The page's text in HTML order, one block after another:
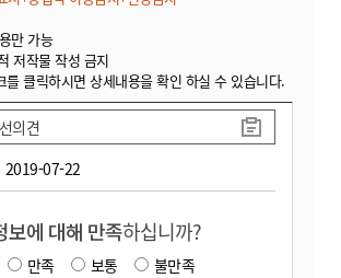
만 가능
저작물 작성 금지
클릭하시면 상세내용을 확인 하실 수 있습니다.
2019-07-22
의견
보에 대해 만족하십니까?
만족 보통
불만족